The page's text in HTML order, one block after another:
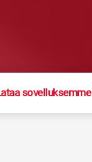
sovelluksemme